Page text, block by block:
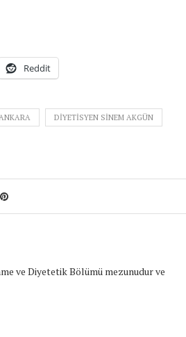
Reddit
DIYETISYEN SINEM AKGÜN
ve Diyetetik Bölümü mezunudur ve